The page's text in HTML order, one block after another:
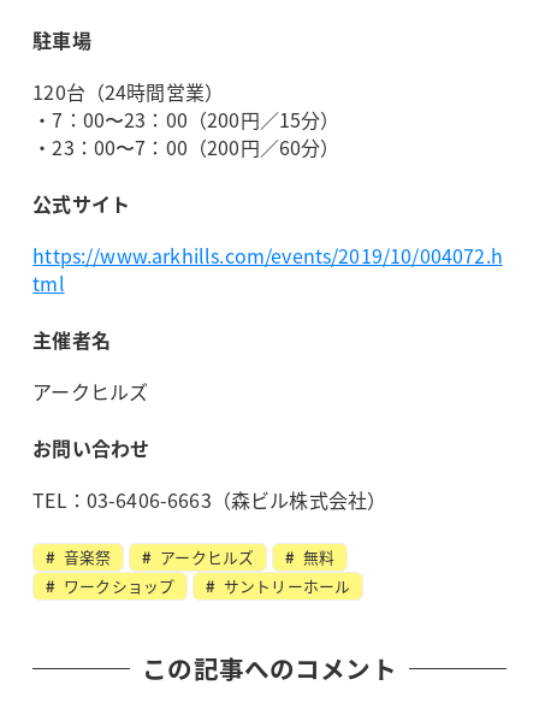
駐車場
120台（24時間営業）
・7：00〜23：00（200円／15分）
・23：00〜7：00（200円／60分）
公式サイト
https://www.arkhills.com/events/2019/10/004072.h
tml
主催者名
アークヒルズ
お問い合わせ
TEL：03-6406-6663（森ビル株式会社）
音楽祭 アークヒルズ
無料
ワークショップ
サントリーホール
この記事へのコメント